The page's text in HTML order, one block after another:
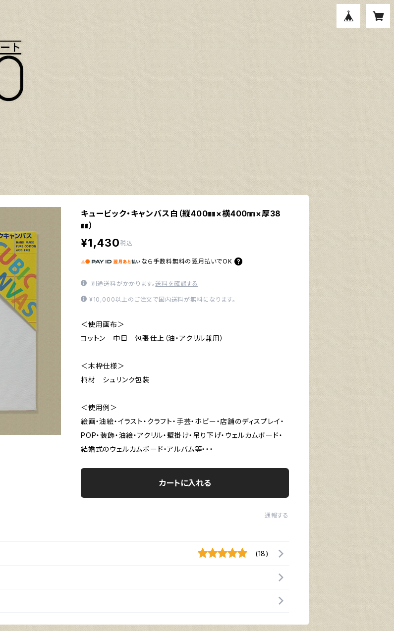
キュービック・キャンバス白（縦400㎜×横400㎜×厚38
㎜）
¥1,430税込
なら 手数料無料の 翌月払いでOK
別途送料がかかります。送料を確認する
¥10,000以上のご注文で国内送料が無料になります。
＜使用画布＞
コットン 中目 包張仕上（油・アクリル兼用）
＜木枠仕様＞
桐材 シュリンク包装
＜使用例＞
絵画・油絵・イラスト・クラフト・手芸・ホビー・店舗のディスプレイ・
POP・装飾・油絵・アクリル・壁掛け・吊り下げ・ウェルカムボード・
結婚式のウェルカムボード・アルバム等・・・
カートに入れる
通報する
(18)